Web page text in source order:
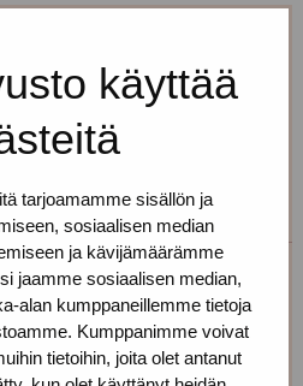
käyttää
tarjoamamme sisällön ja
sosiaalisen median
ja kävijämäärämme
jaamme sosiaalisen median,
alan kumppaneillemme tietoja
Kumppanimme voivat
tietoihin, joita olet antanut
you can just call
somewhere else, if you